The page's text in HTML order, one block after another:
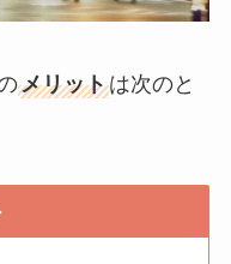
メリットは次のと